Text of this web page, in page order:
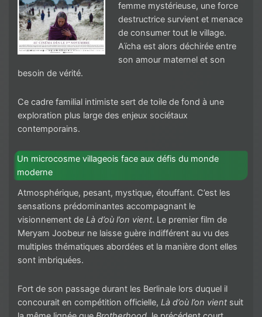
femme mystérieuse, une force
destructrice survient et menace
de consumer tout le village.
Aïcha est alors déchirée entre
son amour maternel et son
besoin de vérité.
Ce cadre familial intimiste sert de toile de fond à une
exploration plus large des enjeux sociétaux
contemporains.
Un microcosme villageois face aux défis du monde
moderne
Atmosphérique, pesant, mystique, étouffant. C’est les
sensations prédominantes accompagnant le
visionnement de Là d’où l’on vient. Le premier film de
Meryam Joobeur ne laisse guère indifférent au vu des
multiples thématiques abordées et la manière dont elles
sont imbriquées.
Fort de son passage durant les Berlinale lors duquel il
concourait en compétition officielle, Là d’où l’on vient suit